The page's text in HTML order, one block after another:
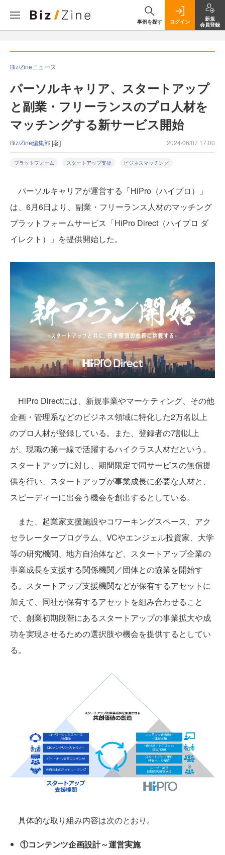
事例を探す ログイン
新規
会員登録
Biz/Zineニュース
パーソルキャリア、スタートアップ
と副業・フリーランスのプロ人材を
マッチングする新サービス開始
Biz/Zine編集部[著] 2024/06/07 17:00
プラットフォーム スタートアップ支援 ビジネスマッチング
パーソルキャリアが運営する「HiPro（ハイプロ）」
は、6月6日より、副業・フリーランス人材のマッチング
プラットフォームサービス「HiPro Direct（ハイプロ ダ
イレクト）」を提供開始した。
HiPro Directには、新規事業やマーケティング、その他
企画・管理系などのビジネス領域に特化した2万名以上
のプロ人材が登録している。また、登録者の7割以上
が、現職の第一線で活躍するハイクラス人材だという。
スタートアップに対し、期間限定で同サービスの無償提
供を行い、スタートアップが事業成長に必要な人材と、
スピーディーに出会う機会を創出するとしている。
また、起業家支援施設やコワーキングスペース、アク
セラレータープログラム、VCやエンジェル投資家、大学
等の研究機関、地方自治体など、スタートアップ企業の
事業成長を支援する関係機関／団体との協業を開始す
る。スタートアップ支援機関などが保有するアセットに
加えて、同社が保有するアセットを組み合わせること
で、創業初期段階にあるスタートアップの事業拡大や成
功を実現させるための選択肢や機会を提供するとしてい
る。
具体的な取り組み内容は次のとおり。
①コンテンツ企画設計～運営実施